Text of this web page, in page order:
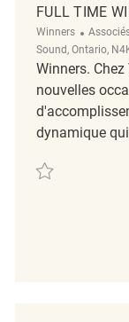
FULL TIME
Winners
Sound, Ontario,
Winners.
nouvelles
dynamique
Retail Visual